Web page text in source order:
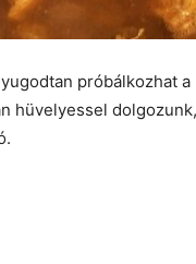
próbálkozhat
hüvelyessel